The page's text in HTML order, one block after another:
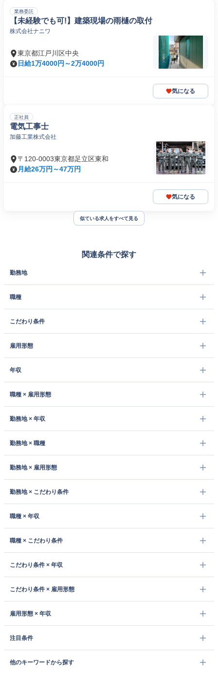
業務委託
【未経験でも可!】建築現場の雨樋の取付
株式会社ナニワ
東京都江戸川区中央
日給1万4000円～2万4000円
気になる
正社員
電気工事士
加藤工業株式会社
〒120-0003東京都足立区東和
月給26万円～47万円
気になる
似ている求人をすべて見る
関連条件で探す
勤務地
職種
こだわり条件
雇用形態
年収
職種 × 雇用形態
勤務地 × 年収
勤務地 × 職種
勤務地 × 雇用形態
勤務地 × こだわり条件
職種 × 年収
職種 × こだわり条件
こだわり条件 × 年収
こだわり条件 × 雇用形態
雇用形態 × 年収
注目条件
他のキーワードから探す